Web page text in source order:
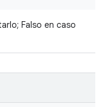
Falso en caso